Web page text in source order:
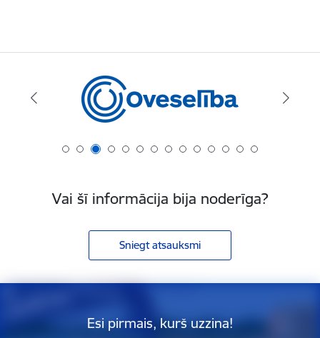
Vai šī informācija bija noderīga?
Sniegt atsauksmi
Esi pirmais, kurš uzzina!